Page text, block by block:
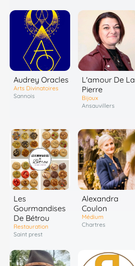
Audrey Oracles
Arts Divinatoires
Sannois
L'amour De La
Pierre
Bijoux
Ansauvillers
Les
Gourmandises
De Bétrou
Restauration
Saint prest
Alexandra
Coulon
Médium
Chartres